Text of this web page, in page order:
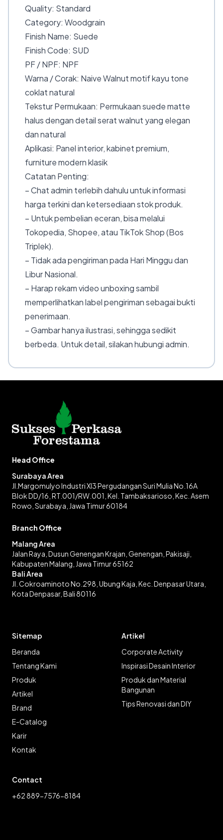
Quality: Standard
Category: Woodgrain
Finish Name: Suede
Finish Code: SUD
PF / NPF: NPF
Warna / Corak: Naive Walnut motif kayu tone
coklat natural
Tekstur Permukaan: Permukaan suede matte
halus dengan detail serat walnut yang elegan
dan natural
Aplikasi: Panel interior, kabinet premium,
furniture modern klasik
Catatan Penting:
– Chat admin terlebih dahulu untuk informasi
harga terkini dan ketersediaan stok produk.
– Untuk pembelian eceran, bisa melalui
Tokopedia, Shopee, atau TikTok Shop (Bos
Triplek).
– Tidak ada pengiriman pada Hari Minggu dan
Libur Nasional.
– Harap rekam video unboxing sambil
memperlihatkan label pengiriman sebagai bukti
penerimaan.
– Gambar hanya ilustrasi, sehingga sedikit
berbeda. Untuk detail, silakan hubungi admin.
Head Office
Surabaya Area
Jl.Margomulyo Industri XI3 Pergudangan Suri Mulia No.16A
Blok DD/16, RT.001/RW.001, Kel. Tambaksarioso, Kec. Asem
Rowo, Surabaya, Jawa Timur 60184
Branch Office
Malang Area
Jalan Raya, Dusun Genengan Krajan, Genengan, Pakisaji,
Kabupaten Malang, Jawa Timur 65162
Bali Area
Jl. Cokroaminoto No.298, Ubung Kaja, Kec. Denpasar Utara,
Kota Denpasar, Bali 80116
Sitemap
Beranda
Tentang Kami
Produk
Artikel
Brand
E-Catalog
Karir
Kontak
Artikel
Corporate Activity
Inspirasi Desain Interior
Produk dan Material
Bangunan
Tips Renovasi dan DIY
Contact
+62 889-7576-8184